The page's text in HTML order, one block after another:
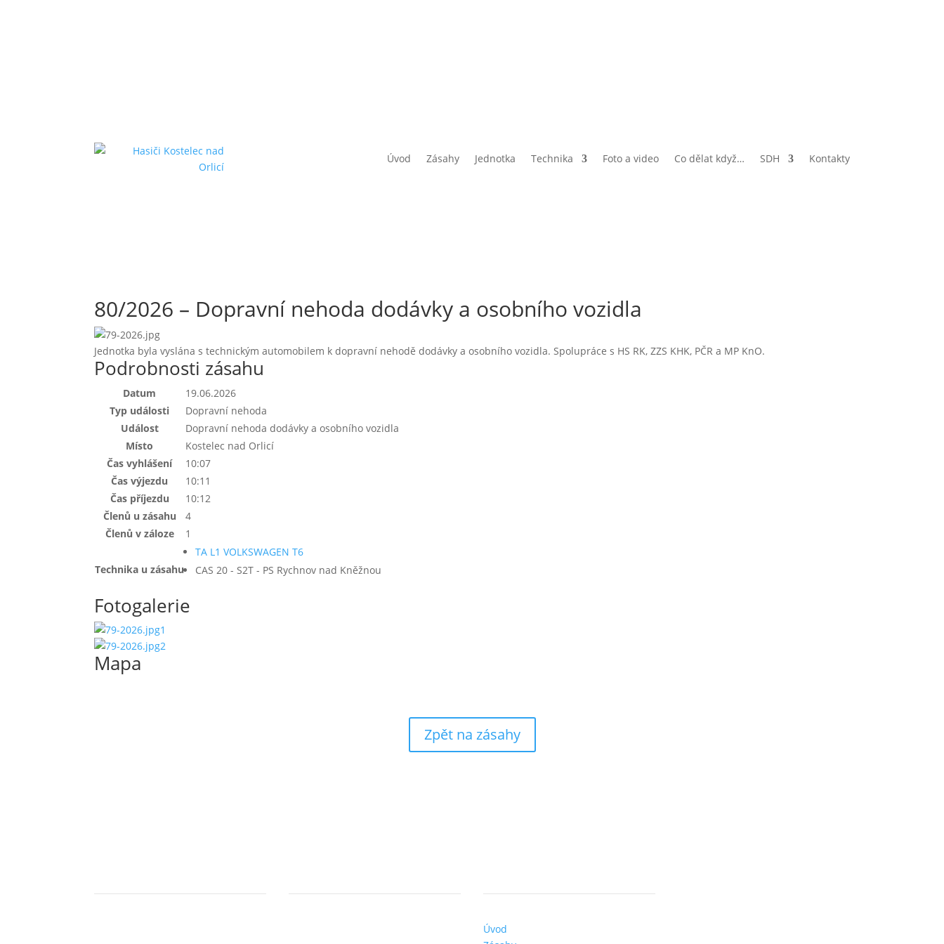
Úvod Zásahy Jednotka Technika Foto a video Co dělat když… SDH Kontakty
80/2026 – Dopravní nehoda dodávky a osobního vozidla
Jednotka byla vyslána s technickým automobilem k dopravní nehodě dodávky a osobního vozidla. Spolupráce s HS RK, ZZS KHK, PČR a MP KnO.
Podrobnosti zásahu
Datum
19.06.2026
Typ události
Dopravní nehoda
Událost
Dopravní nehoda dodávky a osobního vozidla
Místo
Kostelec nad Orlicí
Čas vyhlášení
10:07
Čas výjezdu
10:11
Čas příjezdu
10:12
Členů u zásahu
4
Členů v záloze
1
Technika u zásahu
TA L1 VOLKSWAGEN T6
CAS 20 - S2T - PS Rychnov nad Kněžnou
Fotogalerie
Mapa
Zpět na zásahy
Úvod